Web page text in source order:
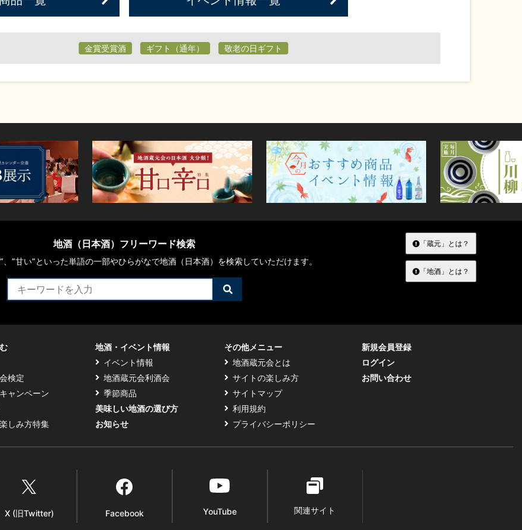
金賞受賞酒 ギフト（通年） 敬老の日ギフト
地酒（日本酒）フリーワード検索
、”甘い”といった単語の一部やひらがなで地酒（日本酒）を検索していただけます。
検
索
「蔵元」とは？
「地酒」とは？
検定
ャンペーン
しみ方特集
地酒・イベント情報
イベント情報
地酒蔵元会利酒会
季節商品
美味しい地酒の選び方
お知らせ
その他メニュー
地酒蔵元会とは
サイトの楽しみ方
サイトマップ
利用規約
プライバシーポリシー
新規会員登録
ログイン
お問い合わせ
X (旧Twitter) Facebook YouTube 関連サイト